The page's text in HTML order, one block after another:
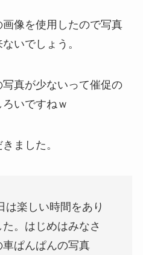
像を使用したので写真
いでしょう。
真が少ないって催促の
いですねｗ
ました。
は楽しい時間をあり
。はじめはみなさ
ぱんぱんの写真